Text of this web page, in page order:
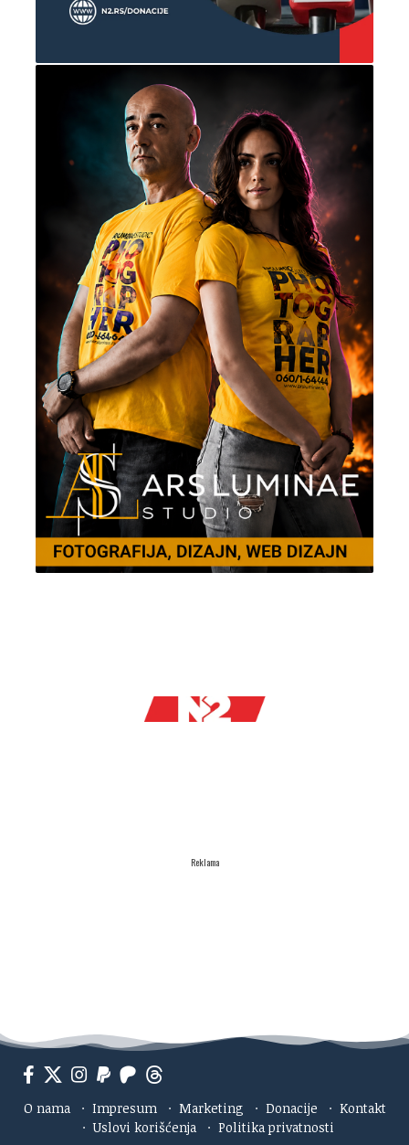
Reklama
O nama · Impresum · Marketing · Donacije · Kontakt
· Uslovi korišćenja · Politika privatnosti